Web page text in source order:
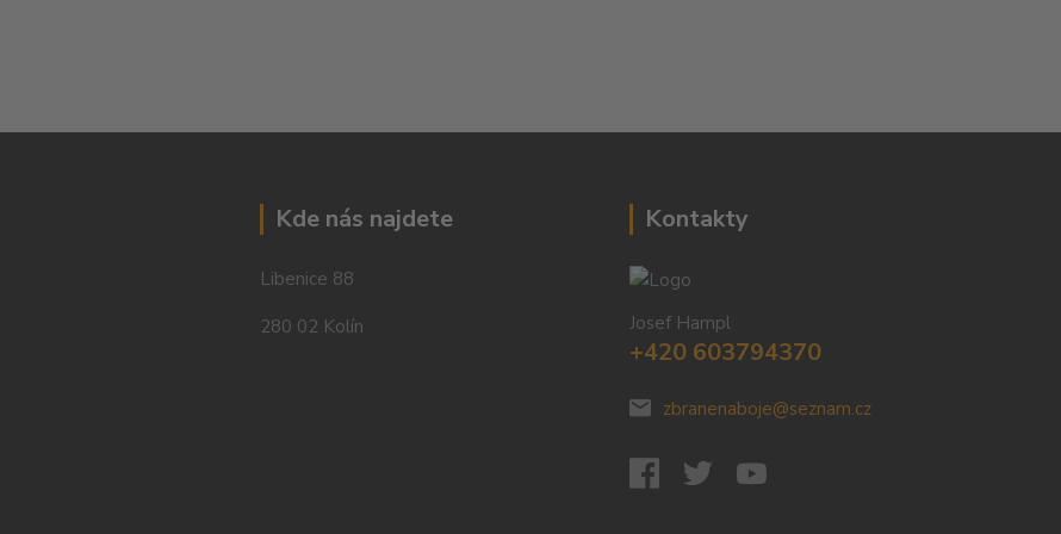
Kde nás najdete
Libenice 88
280 02 Kolín
Kontakty
Josef Hampl
+420 603794370
zbranenaboje@seznam.cz